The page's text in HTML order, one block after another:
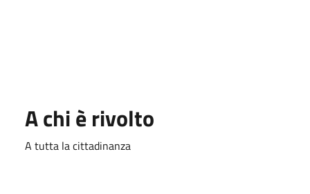
A chi è rivolto
A tutta la cittadinanza